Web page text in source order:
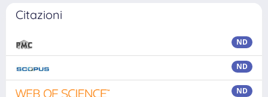
Citazioni
ND
ND
ND